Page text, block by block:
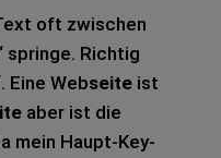
oft zwi­schen
sprin­ge. Rich­tig
Eine Webseiteist
aber ist die
mein Haupt-Key­